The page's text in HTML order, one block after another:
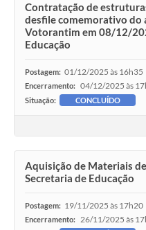
Contratação de
desfile comemorativo do
Votorantim em 08/12/
Educação
Postagem: 01/12/2025 às 16h35
Encerramento: 04/12/2025 às
Situação: CONCLUÍDO
Aquisição de Materiais
Secretaria de Educação
Postagem: 19/11/2025 às 17h20
Encerramento: 26/11/2025 às